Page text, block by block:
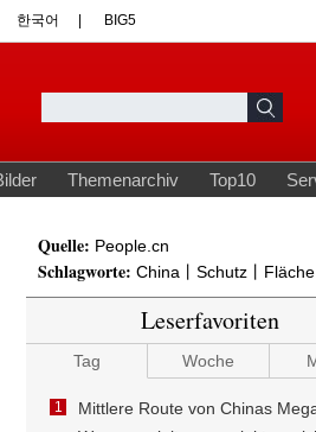
Quelle: People.cn
Schlagworte: China丨Schutz丨Fläche